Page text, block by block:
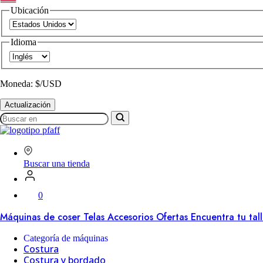
Ubicación
Idioma
Moneda: $/USD
Actualización
Buscar
en
SVP
Worldwide
Buscar una tienda
0
Máquinas de coser Telas Accesorios Ofertas Encuentra tu
Categoría de máquinas
Costura
Costura y bordado